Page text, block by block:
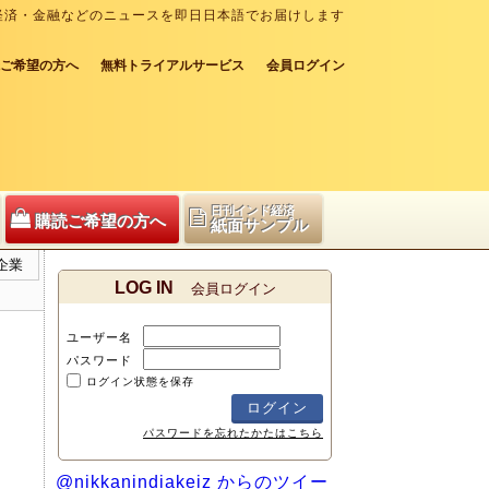
・金融などのニュースを即日日本語でお届けします
希望の方へ 無料トライアルサービス 会員ログイン
購読ご希望の方へ
日刊インド経済
紙面サンプル
業
LOG IN 会員ログイン
ユーザー名
パスワード
ログイン状態を保存
パスワードを忘れたかたはこちら
@nikkanindiakeiz からのツイー